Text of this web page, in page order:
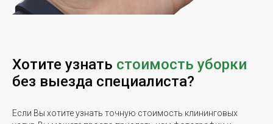
Хотите узнать стоимость уборки
без выезда специалиста?
Если Вы хотите узнать точную стоимость клининговых